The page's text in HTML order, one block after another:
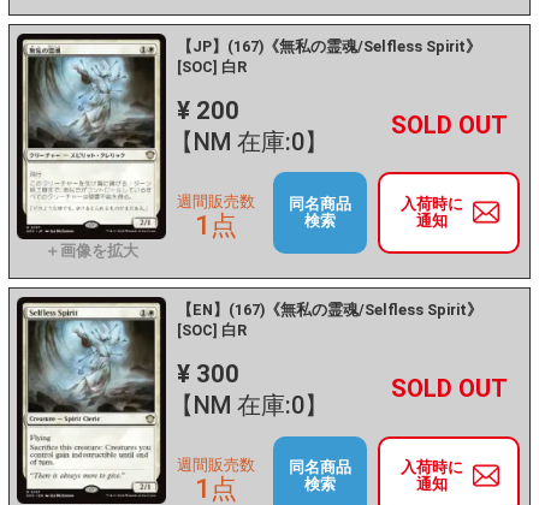
【JP】(167)《無私の霊魂/Selfless Spirit》
[SOC] 白R
¥ 200
【NM 在庫:0】
－ +
入荷時に
通知
週間販売数
1点
同名商品
検索
【EN】(167)《無私の霊魂/Selfless Spirit》
[SOC] 白R
¥ 300
【NM 在庫:0】
－ +
入荷時に
通知
週間販売数
1点
同名商品
検索